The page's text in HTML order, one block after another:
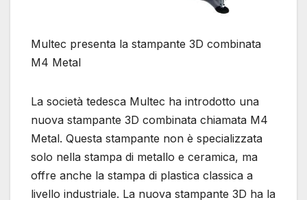
Multec presenta la stampante 3D combinata
M4 Metal
La società tedesca Multec ha introdotto una
nuova stampante 3D combinata chiamata M4
Metal. Questa stampante non è specializzata
solo nella stampa di metallo e ceramica, ma
offre anche la stampa di plastica classica a
livello industriale. La nuova stampante 3D ha la